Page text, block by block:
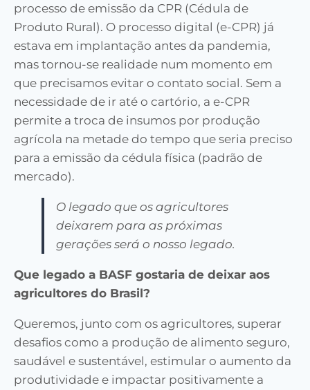
processo de emissão da CPR (Cédula de
Produto Rural). O processo digital (e-CPR) já
estava em implantação antes da pandemia,
mas tornou-se realidade num momento em
que precisamos evitar o contato social. Sem a
necessidade de ir até o cartório, a e-CPR
permite a troca de insumos por produção
agrícola na metade do tempo que seria preciso
para a emissão da cédula física (padrão de
mercado).
O legado que os agricultores
deixarem para as próximas
gerações será o nosso legado.
Que legado a BASF gostaria de deixar aos
agricultores do Brasil?
Queremos, junto com os agricultores, superar
desafios como a produção de alimento seguro,
saudável e sustentável, estimular o aumento da
produtividade e impactar positivamente a